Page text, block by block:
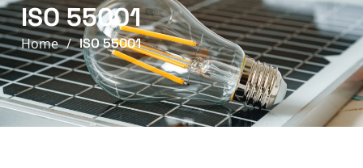
ISO 55001
Home / ISO 55001